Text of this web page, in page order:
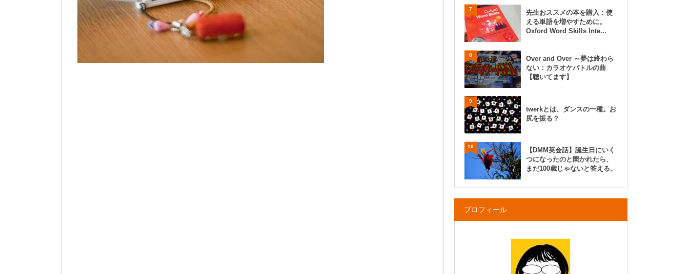
7
先生おススメの本を購入：使
える単語を増やすために。
Oxford Word Skills Inte...
8
Over and Over ～夢は終わら
ない：カラオケバトルの曲
【聴いてます】
9
twerkとは、ダンスの一種。お
尻を振る？
10
【DMM英会話】誕生日にいく
つになったのと聞かれたら、
まだ100歳じゃないと答える。
プロフィール